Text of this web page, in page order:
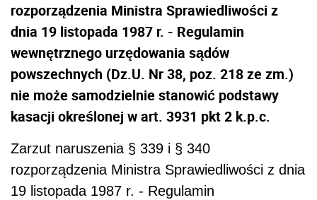
rozporządzenia Ministra Sprawiedliwości z
dnia 19 listopada 1987 r. - Regulamin
wewnętrznego urzędowania sądów
powszechnych (Dz.U. Nr 38, poz. 218 ze zm.)
nie może samodzielnie stanowić podstawy
kasacji określonej w art. 3931 pkt 2 k.p.c.
Zarzut naruszenia § 339 i § 340
rozporządzenia Ministra Sprawiedliwości z dnia
19 listopada 1987 r. - Regulamin